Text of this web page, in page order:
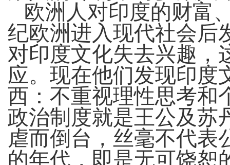
欧洲人对印度的财富
纪欧洲进入现代社会后
对印度文化失去兴趣，
应。现在他们发现印度
西：不重视理性思考和
政治制度就是王公及苏
虐而倒台，丝毫不代表
的年代，即是无可饶恕